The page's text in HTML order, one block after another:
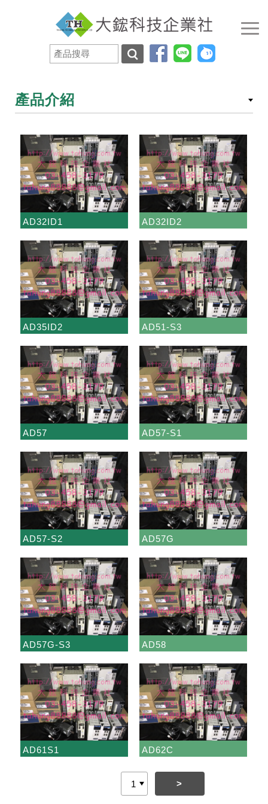
產品介紹
AD32ID1 AD32ID2
AD35ID2 AD51-S3
AD57 AD57-S1
AD57-S2 AD57G
AD57G-S3 AD58
AD61S1 AD62C
>